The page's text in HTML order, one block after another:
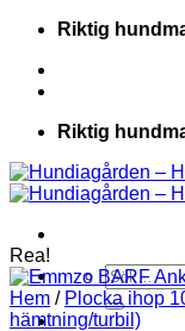
Skip
content
Riktig
Riktig
Sök
efter:
Rea!
Hem / Plocka ihop
hämtning/turbil)